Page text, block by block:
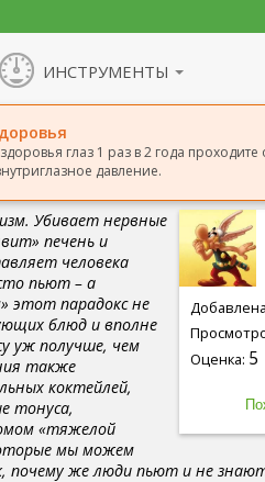
ИНСТРУМЕНТЫ
глаз 1 раз в 2 года
давление.
Оценка: 5
Убивает нервные
печень и
человека
пьют – а
этот парадокс не
блюд и вполне
уж получше, чем
также
коктейлей,
тонуса,
«тяжелой
мы можем
почему же люди пьют и не